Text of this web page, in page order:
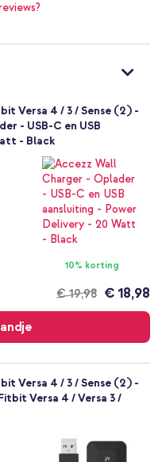
Versa 4 / 3 / Sense (2) -
- USB-C en USB
- Black
10% korting
€ 19,98 € 18,98
Versa 4 / 3 / Sense (2) -
Versa 4 / Versa 3 /